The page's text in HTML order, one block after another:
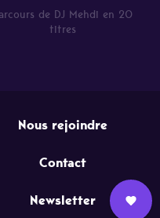
de DJ Mehdi en 20
titres
Nous rejoindre
Contact
Newsletter